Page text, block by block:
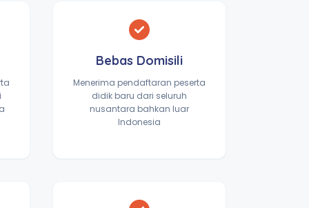
Bebas Domisili
Menerima pendaftaran peserta
didik baru dari seluruh
nusantara bahkan luar
Indonesia